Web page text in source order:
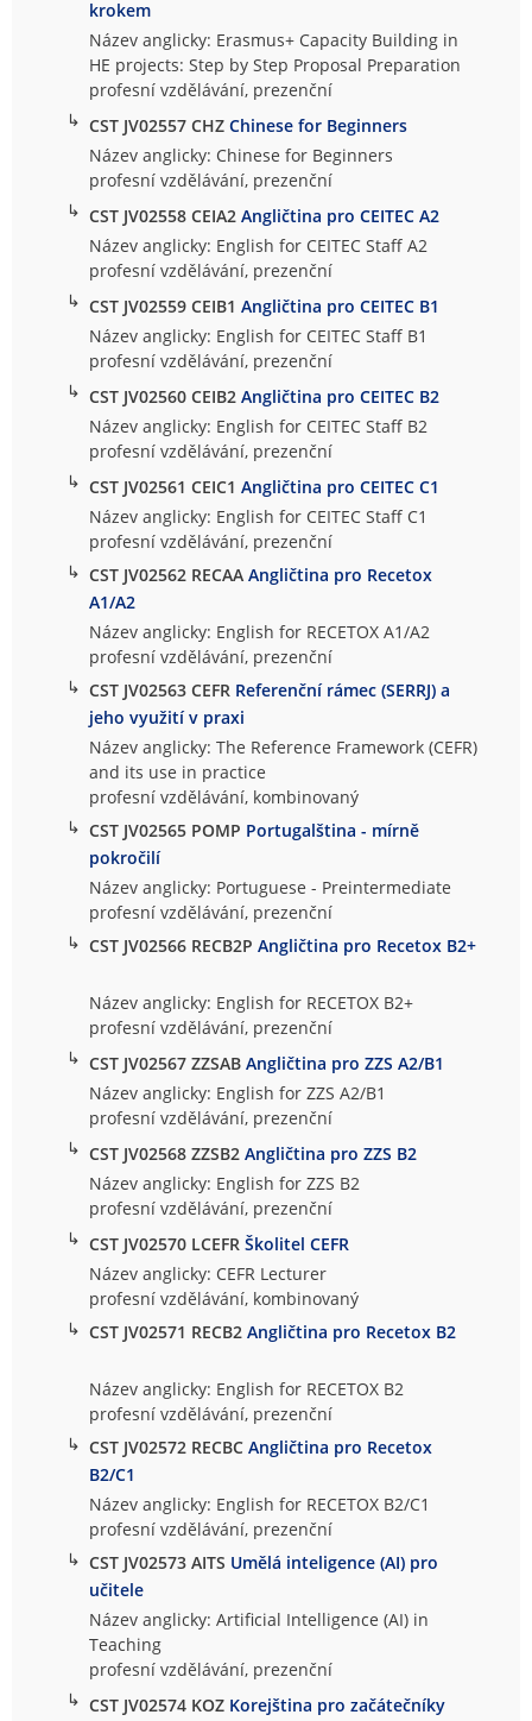
krokem
Název anglicky: Erasmus+ Capacity Building in
HE projects: Step by Step Proposal Preparation
profesní vzdělávání, prezenční
↳ CST JV02557 CHZChinese for Beginners
Název anglicky: Chinese for Beginners
profesní vzdělávání, prezenční
↳ CST JV02558 CEIA2Angličtina pro CEITEC A2
Název anglicky: English for CEITEC Staff A2
profesní vzdělávání, prezenční
↳ CST JV02559 CEIB1Angličtina pro CEITEC B1
Název anglicky: English for CEITEC Staff B1
profesní vzdělávání, prezenční
↳ CST JV02560 CEIB2Angličtina pro CEITEC B2
Název anglicky: English for CEITEC Staff B2
profesní vzdělávání, prezenční
↳ CST JV02561 CEIC1Angličtina pro CEITEC C1
Název anglicky: English for CEITEC Staff C1
profesní vzdělávání, prezenční
↳ CST JV02562 RECAAAngličtina pro Recetox
A1/A2
Název anglicky: English for RECETOX A1/A2
profesní vzdělávání, prezenční
↳ CST JV02563 CEFR Referenční rámec (SERRJ) a
jeho využití v praxi
Název anglicky: The Reference Framework (CEFR)
and its use in practice
profesní vzdělávání, kombinovaný
↳ CST JV02565 POMP Portugalština - mírně
pokročilí
Název anglicky: Portuguese - Preintermediate
profesní vzdělávání, prezenční
↳ CST JV02566 RECB2PAngličtina pro Recetox B2+
Název anglicky: English for RECETOX B2+
profesní vzdělávání, prezenční
↳ CST JV02567 ZZSABAngličtina pro ZZS A2/B1
Název anglicky: English for ZZS A2/B1
profesní vzdělávání, prezenční
↳ CST JV02568 ZZSB2Angličtina pro ZZS B2
Název anglicky: English for ZZS B2
profesní vzdělávání, prezenční
↳ CST JV02570 LCEFRŠkolitel CEFR
Název anglicky: CEFR Lecturer
profesní vzdělávání, kombinovaný
↳ CST JV02571 RECB2Angličtina pro Recetox B2
Název anglicky: English for RECETOX B2
profesní vzdělávání, prezenční
↳ CST JV02572 RECBCAngličtina pro Recetox
B2/C1
Název anglicky: English for RECETOX B2/C1
profesní vzdělávání, prezenční
↳ CST JV02573 AITS Umělá inteligence (AI) pro
učitele
Název anglicky: Artificial Intelligence (AI) in
Teaching
profesní vzdělávání, prezenční
↳ CST JV02574 KOZ Korejština pro začátečníky